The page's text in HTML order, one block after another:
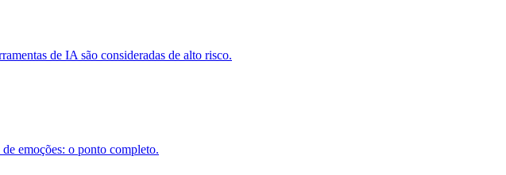
de IA são consideradas de alto risco.
emoções: o ponto completo.